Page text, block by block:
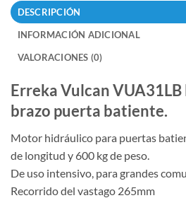
DESCRIPCIÓN
INFORMACIÓN ADICIONAL
VALORACIONES (0)
Erreka Vulcan
brazo puerta batiente.
Motor hidráulico para puertas
de longitud y 600 kg de peso.
De uso intensivo, para grandes
Recorrido del vastago 265mm